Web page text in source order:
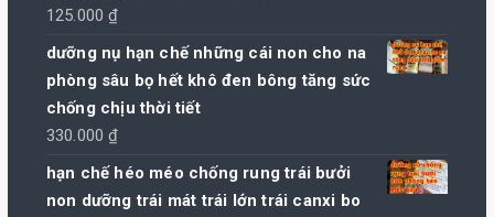
125.000₫
dưỡng nụ hạn chế những cái non cho na
phòng sâu bọ hết khô đen bông tăng sức
chống chịu thời tiết
330.000₫
hạn chế héo méo chống rung trái bưởi
non dưỡng trái mát trái lớn trái canxi bo